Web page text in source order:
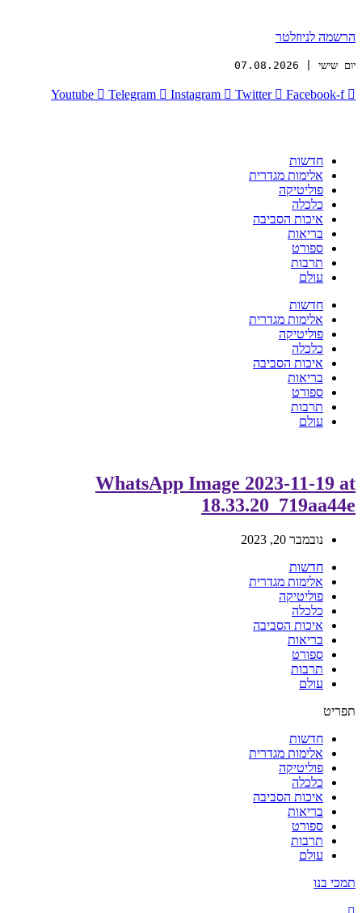
הרשמה לניוזלטר
יום שישי | 07.08.2026
Youtube Telegram Instagram Twitter Facebook-f
חדשות
אלימות מגדרית
פוליטיקה
כלכלה
איכות הסביבה
בריאות
ספורט
תרבות
עולם
חדשות
אלימות מגדרית
פוליטיקה
כלכלה
איכות הסביבה
בריאות
ספורט
תרבות
עולם
WhatsApp Image 2023-11-19 at
18.33.20_719aa44e
נובמבר 20, 2023
חדשות
אלימות מגדרית
פוליטיקה
כלכלה
איכות הסביבה
בריאות
ספורט
תרבות
עולם
תפריט
חדשות
אלימות מגדרית
פוליטיקה
כלכלה
איכות הסביבה
בריאות
ספורט
תרבות
עולם
תמכי בנו